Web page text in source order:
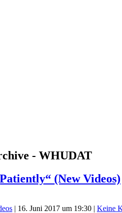
- WHUDAT
(New Videos)
| 16. Juni 2017 um 19:30 | Keine